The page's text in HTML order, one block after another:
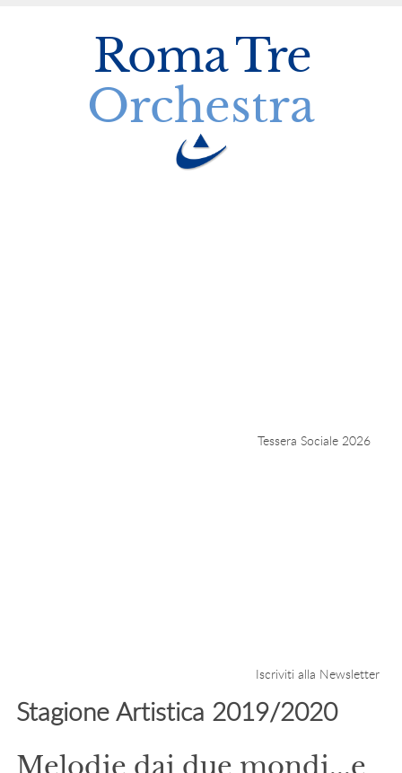
RomaTre
Orchestra
Tessera Sociale 2026
Iscriviti alla Newsletter
Stagione Artistica 2019/2020